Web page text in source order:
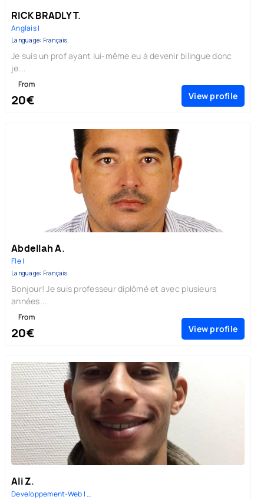
RICK BRADLY T.
Anglais |
Language: Français
Je suis un prof ayant lui-même eu à devenir bilingue donc
je...
From
20€ View profile
Abdellah A.
Fle |
Language: Français
Bonjour! Je suis professeur diplômé et avec plusieurs
années...
From
20€ View profile
Ali Z.
Developpement-Web | Mathematiq...